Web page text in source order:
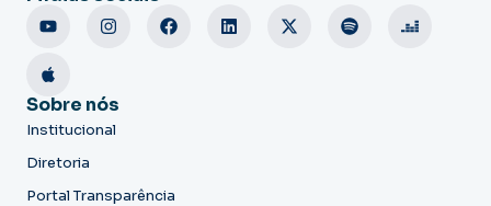
Sobre nós
Institucional
Diretoria
Portal Transparência